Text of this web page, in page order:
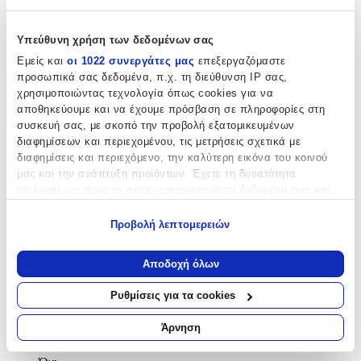
Υπεύθυνη χρήση των δεδομένων σας
Εμείς και οι 1022 συνεργάτες μας επεξεργαζόμαστε
προσωπικά σας δεδομένα, π.χ. τη διεύθυνση IP σας,
χρησιμοποιώντας τεχνολογία όπως cookies για να
αποθηκεύουμε και να έχουμε πρόσβαση σε πληροφορίες στη
συσκευή σας, με σκοπό την προβολή εξατομικευμένων
διαφημίσεων και περιεχομένου, τις μετρήσεις σχετικά με
διαφημίσεις και περιεχόμενο, την καλύτερη εικόνα του κοινού
μας και την ανάπτυξη προϊόντων. Έχετε τη δυνατότητα
Να συλλέξουμε πληροφορίες σχετικά με τη γεωγραφική
σας τοποθεσία, οι οποίες μπορεί να είναι ακριβείς σε
απόσταση μερικών μέτρων
Να αναγνωρίσουμε τη συσκευή σας σαρώνοντας ενεργά
για συγκεκριμένα χαρακτηριστικά (δακτυλικό αποτύπωμα)
Μάθετε περισσότερα σχετικά με τον τρόπο επεξεργασίας των
προσωπικών σας δεδομένων και καθορίστε τις προτιμήσεις σας
Προβολή λεπτομερειών
Αποδοχή όλων
Ρυθμίσεις για τα cookies
Άρνηση
Χαρακτηριστικά
+
Χαρακτηριστικά
Βασικά Χαρακτηριστικά
Υλικό:
Ατσάλι
Δίχρωμη